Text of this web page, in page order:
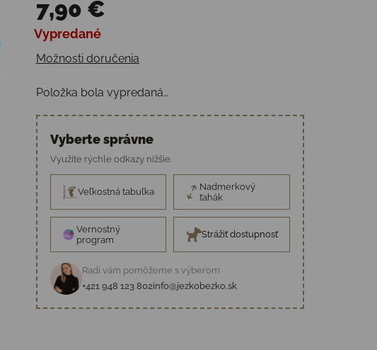
7,90 €
Jednotková cena:
Vypredané
Možnosti doručenia
Položka bola vypredaná…
Vyberte správne
Využite rýchle odkazy nižšie.
Veľkostná tabuľka
Nadmerkový
ťahák
Vernostný
program
Strážiť dostupnosť
Radi vám pomôžeme s výberom
+421 948 123 802info@jezkobezko.sk